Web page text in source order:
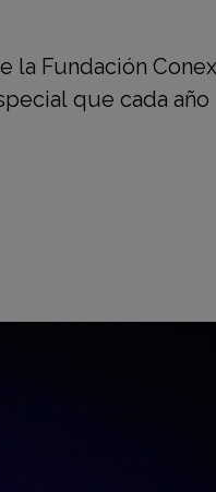
la Fundación
que cada año